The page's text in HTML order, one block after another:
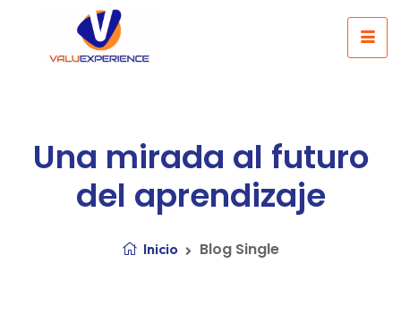
Una mirada al futuro
del aprendizaje
Inicio Blog Single